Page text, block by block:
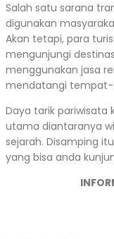
Salah satu sarana
digunakan
Akan tetapi, para
mengunjungi
menggunakan jasa
mendatangi tempat-
Daya tarik pariwisata
utama diantaranya
sejarah. Disamping
yang bisa anda